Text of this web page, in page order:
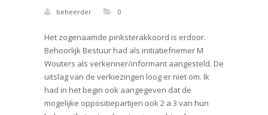
beheerder 0
Het zogenaamde pinksterakkoord is erdoor.
Behoorlijk Bestuur had als initiatiefnemer M
Wouters als verkenner/informant aangesteld. De
uitslag van de verkiezingen loog er niet om. Ik
had in het begin ook aangegeven dat de
mogelijke oppositiepartijen ook 2 a 3 van hun